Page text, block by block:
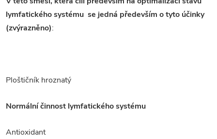
lymfatického systému se jedná především o tyto účinky
(zvýrazněno):
Ploštičník hroznatý
Normální činnost lymfatického systému
Antioxidant